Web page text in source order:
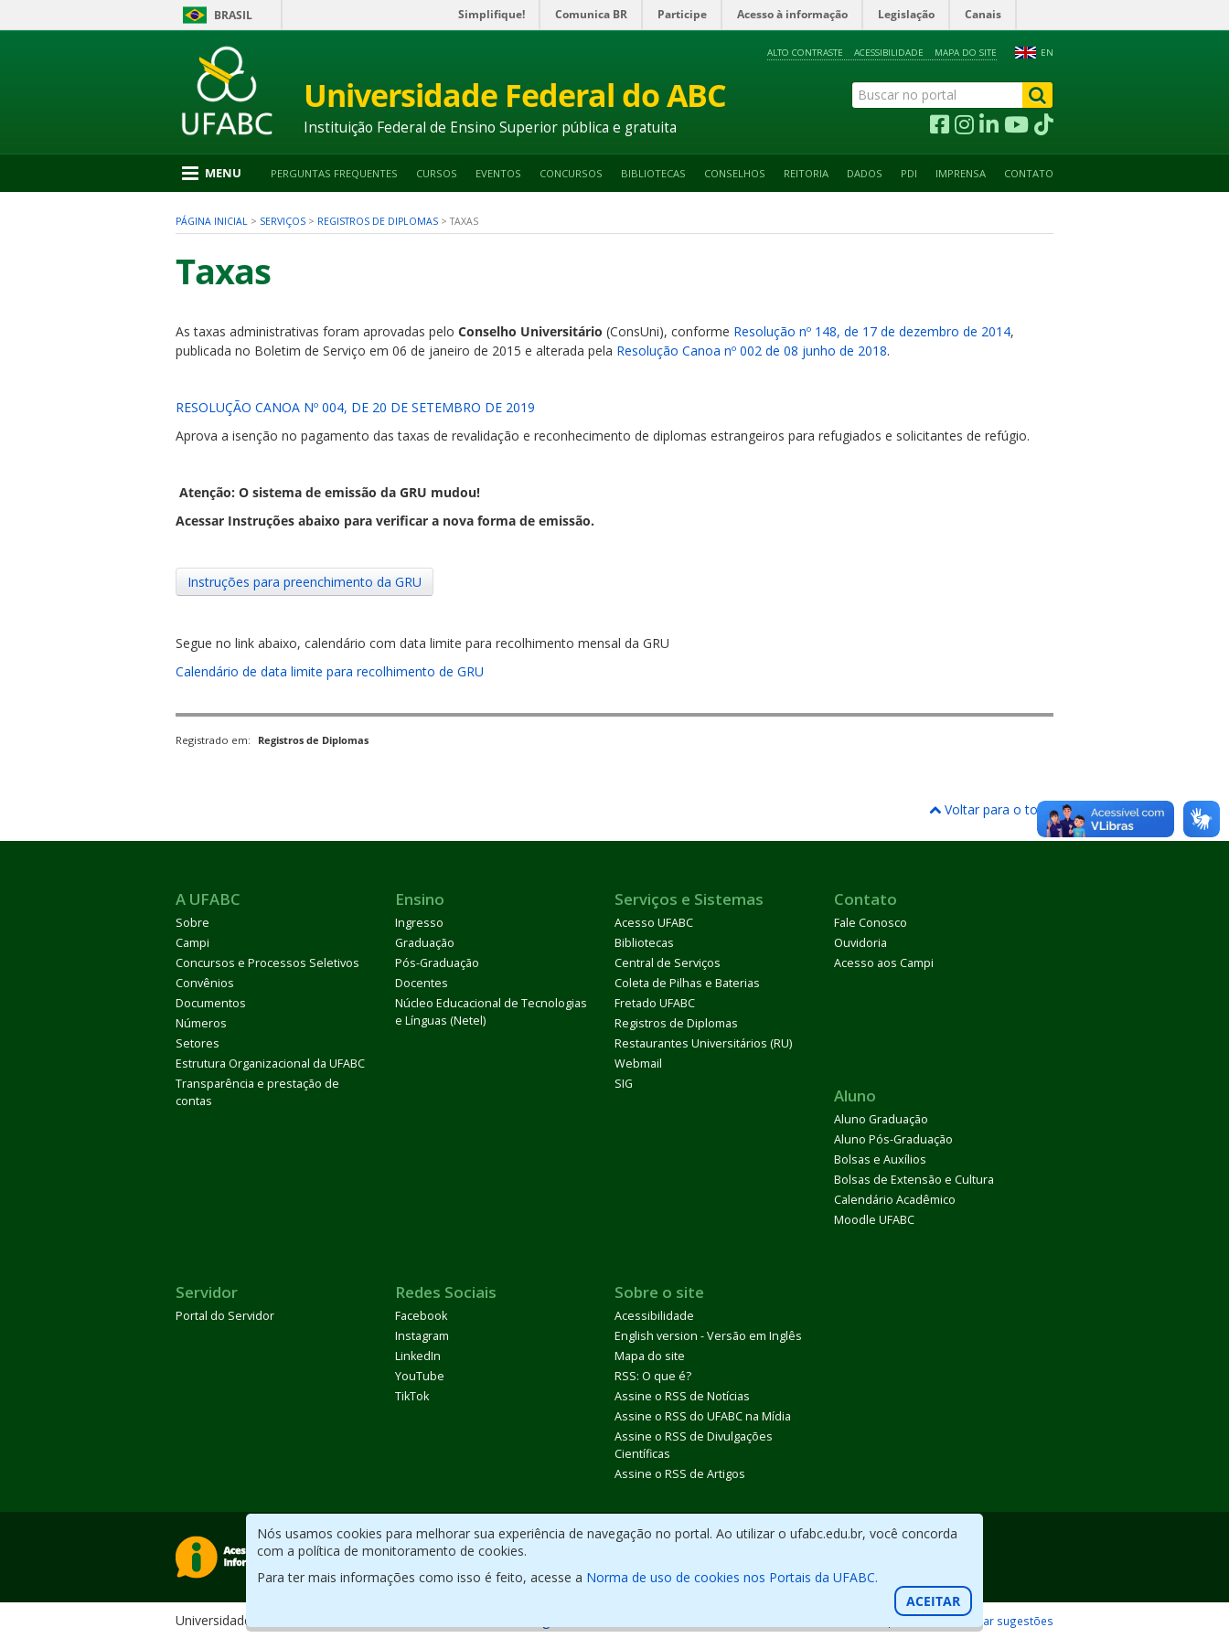
BRASIL Simplifique! Comunica BR Participe Acesso à informação Legislação Canais
para
2
Ir
EN
ALTO CONTRASTE ACESSIBILIDADE MAPA DO SITE
Universidade Federal do ABC
Instituição Federal de Ensino Superior pública e gratuita
Nós usamos cookies para melhorar sua experiência de navegação no portal. Ao utilizar o ufabc.edu.br, você concorda
com a política de monitoramento de cookies.
Para ter mais informações como isso é feito, acesse a Norma de uso de cookies nos Portais da UFABC.
ACEITAR
MENU PERGUNTAS FREQUENTES CURSOS EVENTOS CONCURSOS BIBLIOTECAS CONSELHOS REITORIA DADOS PDI IMPRENSA CONTATO
PÁGINA INICIAL > SERVIÇOS > REGISTROS DE DIPLOMAS >TAXAS
Taxas
As taxas administrativas foram aprovadas pelo Conselho Universitário (ConsUni), conforme Resolução nº 148, de 17 de dezembro de 2014,
publicada no Boletim de Serviço em 06 de janeiro de 2015 e alterada pela Resolução Canoa nº 002 de 08 junho de 2018.
RESOLUÇÃO CANOA Nº 004, DE 20 DE SETEMBRO DE 2019
Aprova a isenção no pagamento das taxas de revalidação e reconhecimento de diplomas estrangeiros para refugiados e solicitantes de refúgio.
Atenção: O sistema de emissão da GRU mudou!
Acessar Instruções abaixo para verificar a nova forma de emissão.
Instruções para preenchimento da GRU
Segue no link abaixo, calendário com data limite para recolhimento mensal da GRU
Calendário de data limite para recolhimento de GRU
Registrado em: Registros de Diplomas
Voltar para o topo
A UFABC
Sobre
Campi
Concursos e Processos Seletivos
Convênios
Documentos
Números
Setores
Estrutura Organizacional da UFABC
Transparência e prestação de
contas
Ensino
Ingresso
Graduação
Pós-Graduação
Docentes
Núcleo Educacional de Tecnologias
e Línguas (Netel)
Serviços e Sistemas
Acesso UFABC
Bibliotecas
Central de Serviços
Coleta de Pilhas e Baterias
Fretado UFABC
Registros de Diplomas
Restaurantes Universitários (RU)
Webmail
SIG
Contato
Fale Conosco
Ouvidoria
Acesso aos Campi
Aluno
Aluno Graduação
Aluno Pós-Graduação
Bolsas e Auxílios
Bolsas de Extensão e Cultura
Calendário Acadêmico
Moodle UFABC
Servidor
Portal do Servidor
Redes Sociais
Facebook
Instagram
LinkedIn
YouTube
TikTok
Sobre o site
Acessibilidade
English version - Versão em Inglês
Mapa do site
RSS: O que é?
Assine o RSS de Notícias
Assine o RSS do UFABC na Mídia
Assine o RSS de Divulgações
Científicas
Assine o RSS de Artigos
Universidade Federal do ABC. Desenvolvido com CMS de Reportar erros / Enviar sugestões